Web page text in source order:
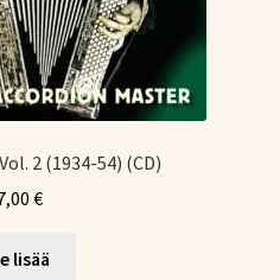
2 (1934-54) (CD)
€
lisää